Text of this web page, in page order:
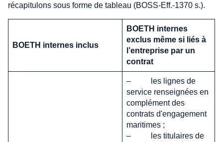
récapitulons sous forme de tableau (BOSS-Eff.-1370 s.).
BOETH internes inclus
BOETH internes
exclus même si liés à
l’entreprise par un
contrat
– les lignes de
service renseignées en
complément des
contrats d'engagement
maritimes ;
– les titulaires de